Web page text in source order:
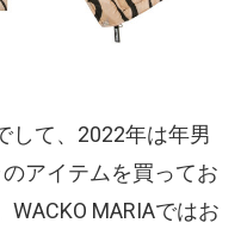
して、2022年は年男
アイテムを買ってお
MARIAではお